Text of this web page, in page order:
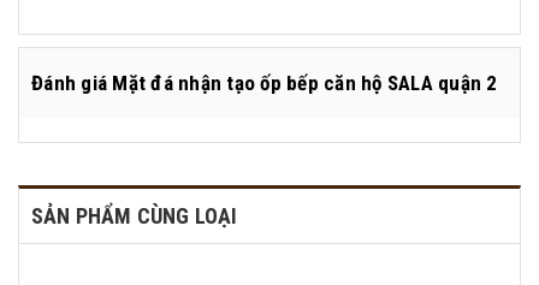
Đánh giá Mặt đá nhận tạo ốp bếp căn hộ SALA quận 2
SẢN PHẨM CÙNG LOẠI